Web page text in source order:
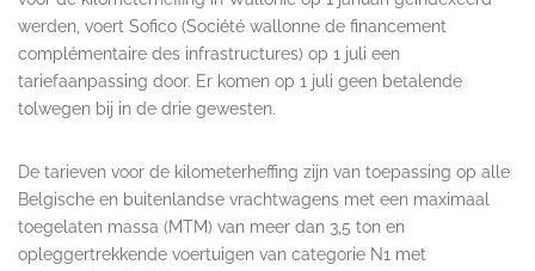
werden, voert Sofico (Société wallonne de financement
complémentaire des infrastructures) op 1 juli een
tariefaanpassing door. Er komen op 1 juli geen betalende
tolwegen bij in de drie gewesten.
De tarieven voor de kilometerheffing zijn van toepassing op alle
Belgische en buitenlandse vrachtwagens met een maximaal
toegelaten massa (MTM) van meer dan 3,5 ton en
opleggertrekkende voertuigen van categorie N1 met